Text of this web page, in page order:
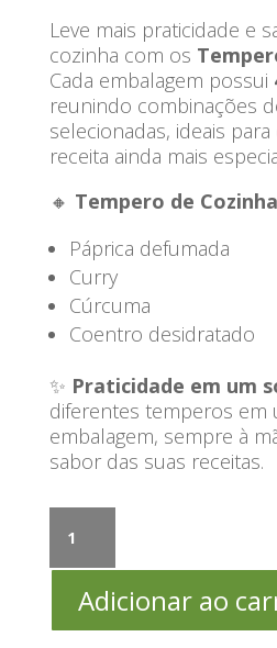
Leve mais praticidade e
cozinha com os
Cada embalagem possui
reunindo combinações
selecionadas, ideais
receita ainda mais
🔸 Tempero de Cozinha
Páprica defumada
Curry
Cúrcuma
Coentro desidratado
✨ Praticidade em um
diferentes temperos em
embalagem, sempre à
sabor das suas receitas.
Pizza
Adicionar ao